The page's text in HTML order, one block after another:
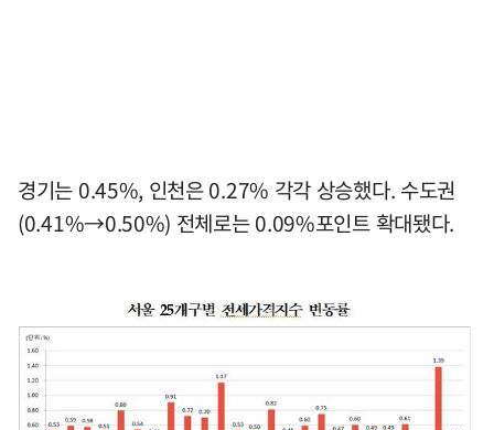
경기는 0.45%, 인천은 0.27% 각각 상승했다. 수도권
(0.41%→0.50%) 전체로는 0.09%포인트 확대됐다.